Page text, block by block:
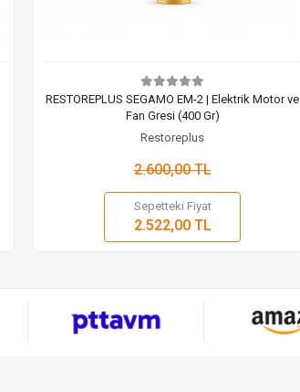
RESTOREPLUS SEGAMO EM-2 | Elektrik Motor ve
Fan Gresi (400 Gr)
Restoreplus
2.600,00 TL
Sepetteki Fiyat
2.522,00 TL
Adet
Sepete Ekle